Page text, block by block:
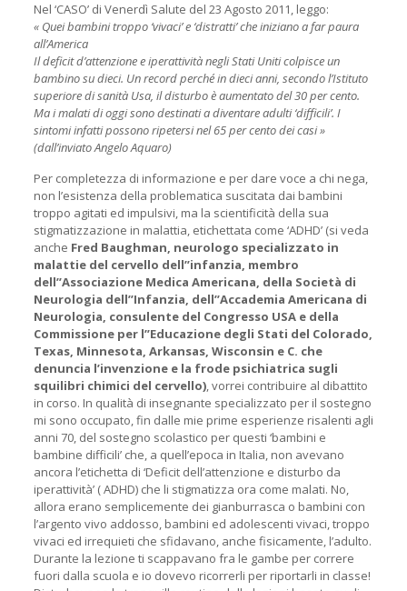
Nel ‘CASO’ di Venerdì Salute del 23 Agosto 2011, leggo:
« Quei bambini troppo ‘vivaci’ e ‘distratti’ che iniziano a far paura
all’America
Il deficit d’attenzione e iperattività negli Stati Uniti colpisce un
bambino su dieci. Un record perché in dieci anni, secondo l’Istituto
superiore di sanità Usa, il disturbo è aumentato del 30 per cento.
Ma i malati di oggi sono destinati a diventare adulti ‘difficili’. I
sintomi infatti possono ripetersi nel 65 per cento dei casi »
(dall’inviato Angelo Aquaro)
Per completezza di informazione e per dare voce a chi nega,
non l’esistenza della problematica suscitata dai bambini
troppo agitati ed impulsivi, ma la scientificità della sua
stigmatizzazione in malattia, etichettata come ‘ADHD’ (si veda
anche Fred Baughman, neurologo specializzato in
malattie del cervello dell’’infanzia, membro
dell’’Associazione Medica Americana, della Società di
Neurologia dell’’Infanzia, dell’’Accademia Americana di
Neurologia, consulente del Congresso USA e della
Commissione per l’’Educazione degli Stati del Colorado,
Texas, Minnesota, Arkansas, Wisconsin e C. che
denuncia l’invenzione e la frode psichiatrica sugli
squilibri chimici del cervello), vorrei contribuire al dibattito
in corso. In qualità di insegnante specializzato per il sostegno
mi sono occupato, fin dalle mie prime esperienze risalenti agli
anni 70, del sostegno scolastico per questi ‘bambini e
bambine difficili’ che, a quell’epoca in Italia, non avevano
ancora l’etichetta di ‘Deficit dell’attenzione e disturbo da
iperattività’ ( ADHD) che li stigmatizza ora come malati. No,
allora erano semplicemente dei gianburrasca o bambini con
l’argento vivo addosso, bambini ed adolescenti vivaci, troppo
vivaci ed irrequieti che sfidavano, anche fisicamente, l’adulto.
Durante la lezione ti scappavano fra le gambe per correre
fuori dalla scuola e io dovevo ricorrerli per riportarli in classe!